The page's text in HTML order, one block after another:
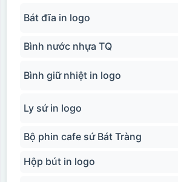
Bát đĩa in logo
Bình nước nhựa TQ
Bình giữ nhiệt in logo
Ly sứ in logo
Bộ phin cafe sứ Bát Tràng
Hộp bút in logo